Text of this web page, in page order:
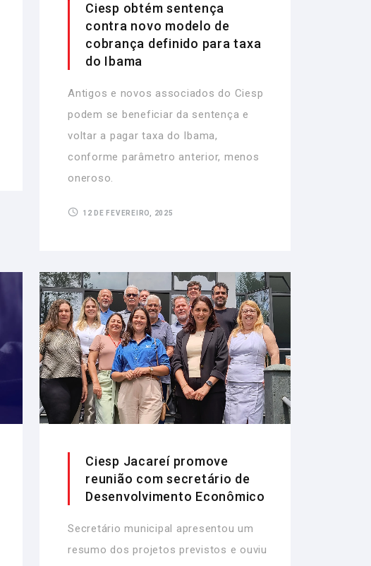
Ciesp obtém sentença
contra novo modelo de
cobrança definido para taxa
do Ibama
Antigos e novos associados do Ciesp
podem se beneficiar da sentença e
voltar a pagar taxa do Ibama,
conforme parâmetro anterior, menos
oneroso.
12 DE FEVEREIRO, 2025
Ciesp Jacareí promove
reunião com secretário de
Desenvolvimento Econômico
Secretário municipal apresentou um
resumo dos projetos previstos e ouviu